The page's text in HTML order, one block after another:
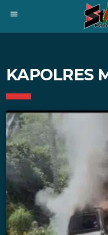
menu
KAPOLRES